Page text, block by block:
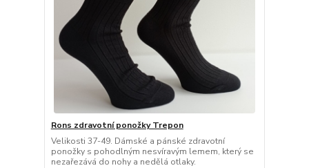
Rons zdravotní ponožky Trepon
Velikosti 37-49. Dámské a pánské zdravotní
ponožky s pohodlným nesvíravým lemem, který se
nezařezává do nohy a nedělá otlaky.